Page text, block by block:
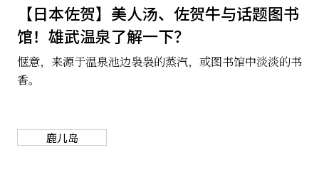
【日本佐贺】美人汤、佐贺牛与话题图书
馆！雄武温泉了解一下？
惬意，来源于温泉池边袅袅的蒸汽，或图书馆中淡淡的书
香。
鹿儿岛